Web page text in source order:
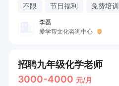
不限 节日福利 免费培训
李磊
爱学帮文化咨询中心
招聘九年级化学老师
3000-4000 元/月